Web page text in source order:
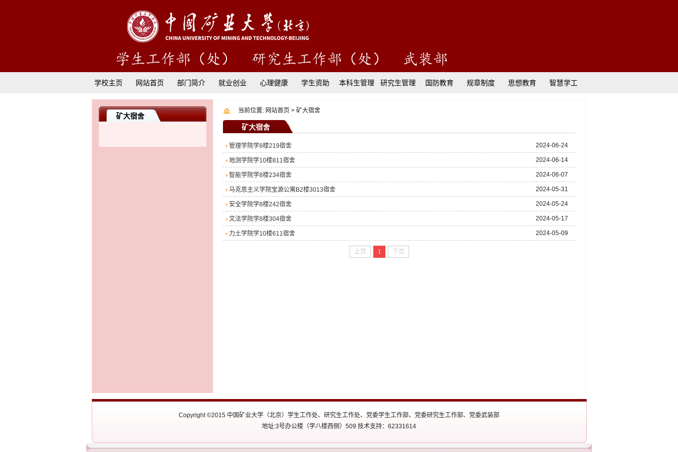
学校主页 网站首页 部门简介 就业创业 心理健康 学生资助 本科生管理 研究生管理 国防教育 规章制度 思想教育 智慧学工
矿大宿舍
当前位置: 网站首页 > 矿大宿舍
矿大宿舍
管理学院学8楼219宿舍 2024-06-24
地测学院学10楼811宿舍 2024-06-14
智能学院学8楼234宿舍 2024-06-07
马克思主义学院宝源公寓B2楼3013宿舍 2024-05-31
安全学院学8楼242宿舍 2024-05-24
文法学院学8楼304宿舍 2024-05-17
力土学院学10楼611宿舍 2024-05-09
上页 1 下页
Copyright ©2015 中国矿业大学（北京）学生工作处、研究生工作处、党委学生工作部、党委研究生工作部、党委武装部
地址:3号办公楼（学八楼西侧）509 技术支持：62331614